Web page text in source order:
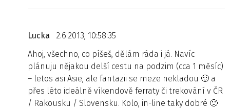
Lucka
2.6.2013, 10:58:35
Ahoj, všechno, co píšeš, dělám ráda i já. Navíc
plánuju nějakou delší cestu na podzim (cca 1 měsíc)
– letos asi Asie, ale fantazii se meze nekladou 🙂 a
přes léto ideálně víkendově ferraty či trekování v ČR
/ Rakousku / Slovensku. Kolo, in-line taky dobré 🙂